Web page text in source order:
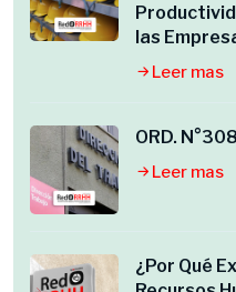
las
Leer mas
ORD.
Leer mas
¿Por Qué